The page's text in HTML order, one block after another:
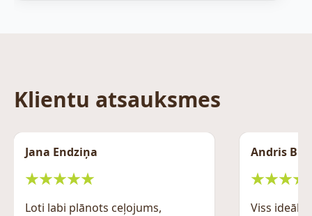
Klientu atsauksmes
Jana Endziņa
Loti labi plānots ceļojums,
Andris
Viss ideāli.